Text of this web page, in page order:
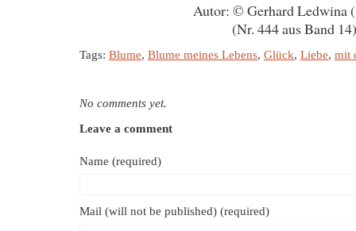
Autor: © Gerhard Ledwina
(Nr. 444 aus Band 14)
Tags: Blume, Blume meines Lebens, Glück, Liebe, mit
No comments yet.
Leave a comment
Name (required)
Mail (will not be published) (required)